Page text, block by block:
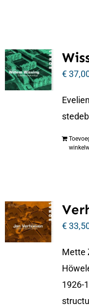
€
€
Mette
1926-